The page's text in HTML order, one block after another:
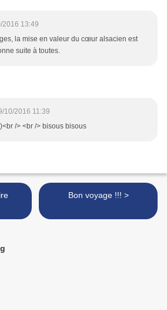
2016 13:49
la mise en valeur du cœur alsacien est
suite à toutes.
10/2016 11:39
/> <br /> bisous bisous
Bon voyage !!! >